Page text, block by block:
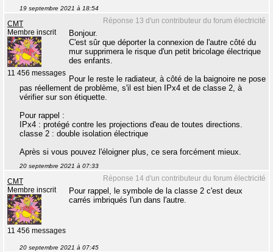
19 septembre 2021 à 18:54
Réponse 13 d'un contributeur du forum électricité
CMT
Membre inscrit
11 456 messages
Bonjour.
C'est sûr que déporter la connexion de l'autre côté du
mur supprimera le risque d'un petit bricolage électrique
des enfants.
Pour le reste le radiateur, à côté de la baignoire ne pose
pas réellement de problème, s'il est bien IPx4 et de classe 2, à
vérifier sur son étiquette.
Pour rappel :
IPx4 : protégé contre les projections d'eau de toutes directions.
classe 2 : double isolation électrique
Après si vous pouvez l'éloigner plus, ce sera forcément mieux.
20 septembre 2021 à 07:33
Réponse 14 d'un contributeur du forum électricité
CMT
Membre inscrit
11 456 messages
Pour rappel, le symbole de la classe 2 c'est deux
carrés imbriqués l'un dans l'autre.
20 septembre 2021 à 07:45